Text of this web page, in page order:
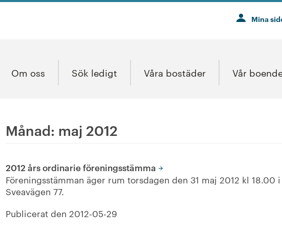
Mina
Om oss Sök ledigt Våra bostäder Vår
Månad: maj 2012
2012 års ordinarie föreningsstämma
Föreningsstämman äger rum torsdagen den 31 maj 2012 kl 18.00
Sveavägen 77.
Publicerat den 2012-05-29